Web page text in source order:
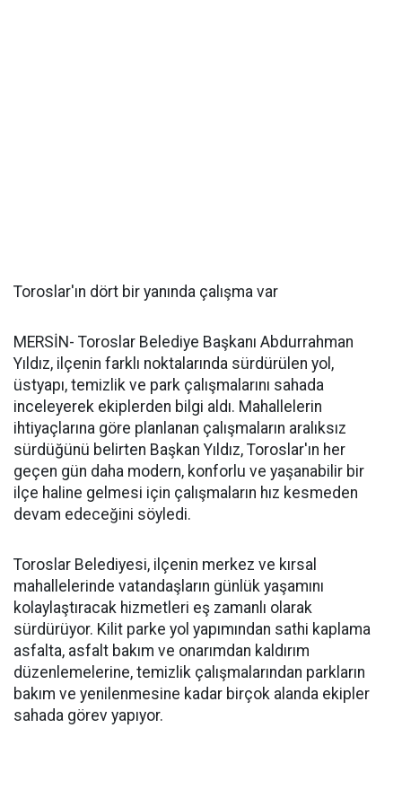
Toroslar'ın dört bir yanında çalışma var
MERSİN- Toroslar Belediye Başkanı Abdurrahman
Yıldız, ilçenin farklı noktalarında sürdürülen yol,
üstyapı, temizlik ve park çalışmalarını sahada
inceleyerek ekiplerden bilgi aldı. Mahallelerin
ihtiyaçlarına göre planlanan çalışmaların aralıksız
sürdüğünü belirten Başkan Yıldız, Toroslar'ın her
geçen gün daha modern, konforlu ve yaşanabilir bir
ilçe haline gelmesi için çalışmaların hız kesmeden
devam edeceğini söyledi.
Toroslar Belediyesi, ilçenin merkez ve kırsal
mahallelerinde vatandaşların günlük yaşamını
kolaylaştıracak hizmetleri eş zamanlı olarak
sürdürüyor. Kilit parke yol yapımından sathi kaplama
asfalta, asfalt bakım ve onarımdan kaldırım
düzenlemelerine, temizlik çalışmalarından parkların
bakım ve yenilenmesine kadar birçok alanda ekipler
sahada görev yapıyor.